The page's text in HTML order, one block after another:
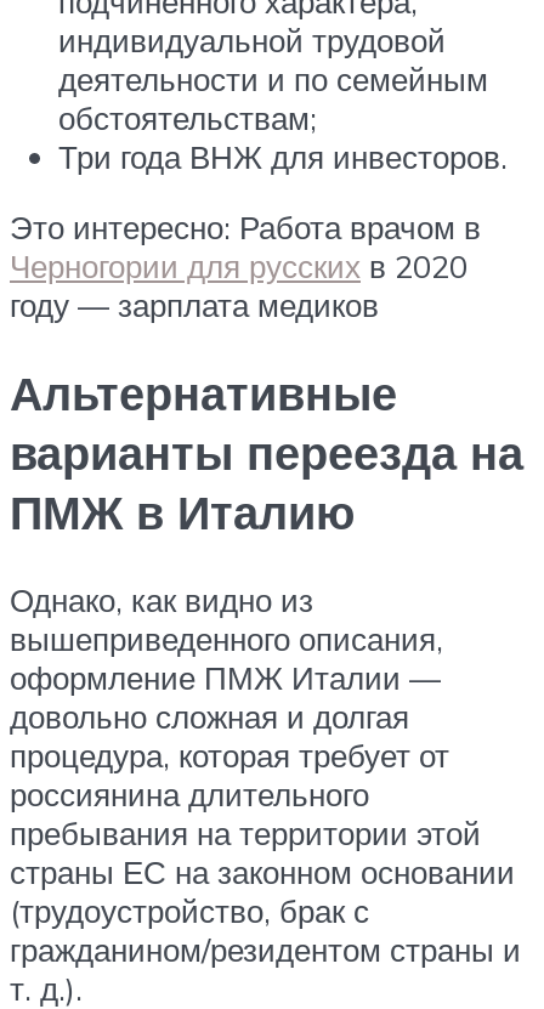
индивидуальной трудовой
деятельности и по семейным
обстоятельствам;
Три года ВНЖ для инвесторов.
Это интересно: Работа врачом в
Черногории для русских в 2020
году — зарплата медиков
Альтернативные
варианты переезда на
ПМЖ в Италию
Однако, как видно из
вышеприведенного описания,
оформление ПМЖ Италии —
довольно сложная и долгая
процедура, которая требует от
россиянина длительного
пребывания на территории этой
страны ЕС на законном основании
(трудоустройство, брак с
гражданином/резидентом страны и
т. д.).